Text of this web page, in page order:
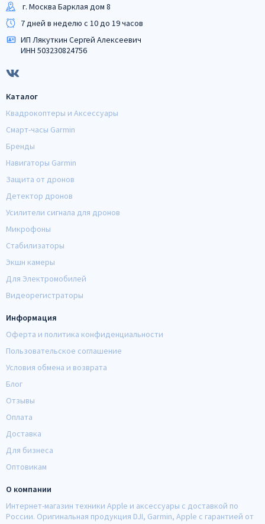
г. Москва Барклая дом 8
7 дней в неделю с 10 до 19 часов
ИП Лякуткин Сергей Алексеевич
ИНН 503230824756
Каталог
Квадрокоптеры и Аксессуары
Смарт-часы Garmin
Бренды
Навигаторы Garmin
Защита от дронов
Детектор дронов
Усилители сигнала для дронов
Микрофоны
Стабилизаторы
Экшн камеры
Для Электромобилей
Видеорегистраторы
Информация
Оферта и политика конфиденциальности
Пользовательское соглашение
Условия обмена и возврата
Блог
Отзывы
Оплата
Доставка
Для бизнеса
Оптовикам
О компании
Интернет-магазин техники Apple и аксессуары с доставкой по
России. Оригинальная продукция DJI, Garmin, Apple с гарантией от